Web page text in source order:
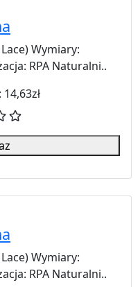
Wymiary:
RPA Naturalni..
Wymiary:
RPA Naturalni..